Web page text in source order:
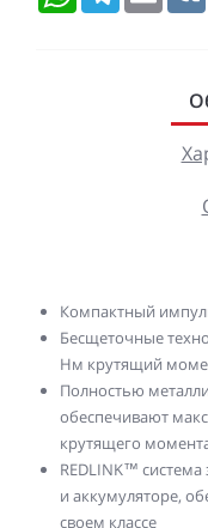
Компактный
Бесщеточные
Нм крутящий
Полностью
обеспечивают
крутящего
REDLINK™
и аккумуляторе,
своем классе